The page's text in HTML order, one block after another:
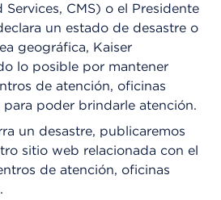
Services, CMS) o el Presidente
un estado de desastre o
geográfica, Kaiser
lo posible por mantener
de atención, oficinas
para poder brindarle atención.
un desastre, publicaremos
sitio web relacionada con el
de atención, oficinas